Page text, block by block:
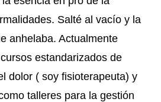
Salté al vacío y la
anhelaba. Actualmente
estandarizados de
dolor ( soy fisioterapeuta) y
talleres para la gestión